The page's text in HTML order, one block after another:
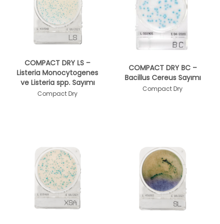
COMPACT DRY LS –
Listeria Monocytogenes
ve Listeria spp. Sayımı
Compact Dry
COMPACT DRY BC –
Bacillus Cereus Sayımı
Compact Dry